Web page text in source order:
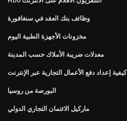
وظائف بنك العقد في سنغافورة
مخزونات الأجهزة الطبية اليوم
معدلات ضريبة الأملاك حسب المدينة
كيفية إعداد دفع الأعمال التجارية عبر الإنترنت
البورصة من روسيا
ماركيل الائتمان التجاري الدولي